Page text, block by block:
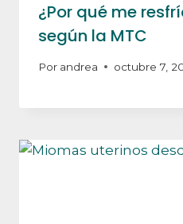
¿Por qué me
según la MTC
Por andrea octubre 7,